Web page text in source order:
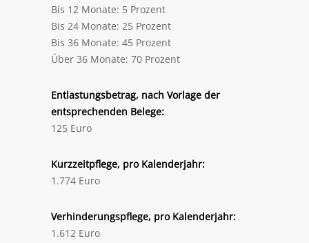
Bis 12 Monate: 5 Prozent
Bis 24 Monate: 25 Prozent
Bis 36 Monate: 45 Prozent
Über 36 Monate: 70 Prozent
Entlastungsbetrag, nach Vorlage der
entsprechenden Belege:
125 Euro
Kurzzeitpflege, pro Kalenderjahr:
1.774 Euro
Verhinderungspflege, pro Kalenderjahr:
1.612 Euro